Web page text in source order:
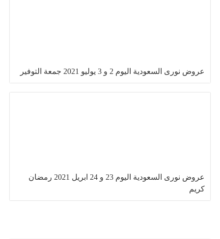
عروض نورى السعودية اليوم 2 و 3 يوليو 2021 جمعة التوفير
عروض نورى السعودية اليوم 23 و 24 ابريل 2021 رمضان
كريم